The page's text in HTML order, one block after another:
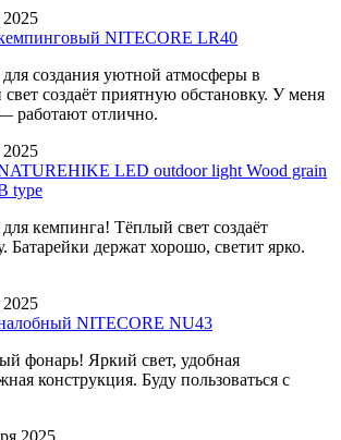
2025
NITECORE LR40
создания уютной атмосферы в
создаёт приятную обстановку. У меня
работают отлично.
2025
LED outdoor light Wood grain
type
кемпинга! Тёплый свет создаёт
держат хорошо, светит ярко.
2025
NITECORE NU43
фонарь! Яркий свет, удобная
конструкция. Буду пользоваться с
2025